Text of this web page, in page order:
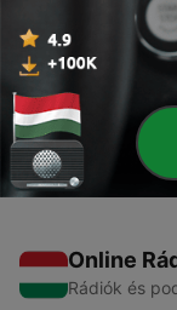
1 -
Valhalla Cast
Talent Show
23 ápr. 2019
Online
Rádiók és